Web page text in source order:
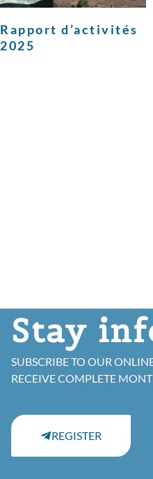
Rapport d’activités
2025
Stay
SUBSCRIBE TO OUR
RECEIVE COMPLETE
REGISTER